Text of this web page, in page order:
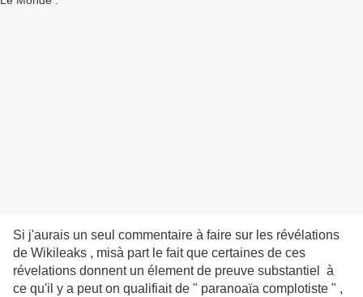
Si j'aurais un seul commentaire à faire sur les révélations
de Wikileaks , misà part le fait que certaines de ces
révelations donnent un élement de preuve substantiel à
ce qu'il y a peut on qualifiait de " paranoaïa complotiste " ,